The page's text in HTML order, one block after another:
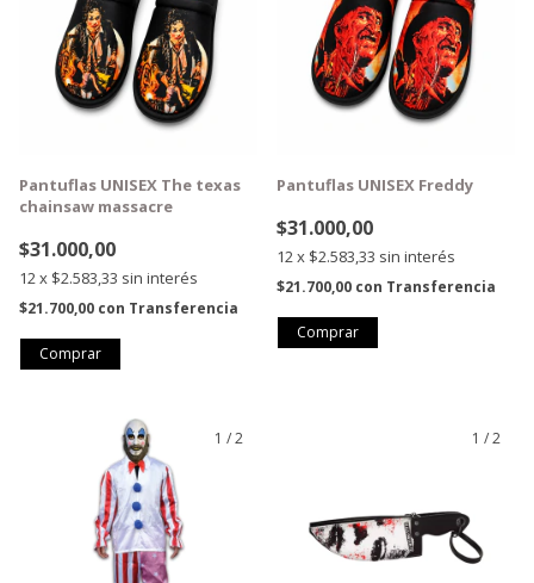
Pantuflas UNISEX The texas
chainsaw massacre
$31.000,00
12x $2.583,33 sin interés
$21.700,00 con Transferencia
Comprar
Pantuflas UNISEX Freddy
$31.000,00
12x $2.583,33 sin interés
$21.700,00 con Transferencia
Comprar
1 /2 1 /2